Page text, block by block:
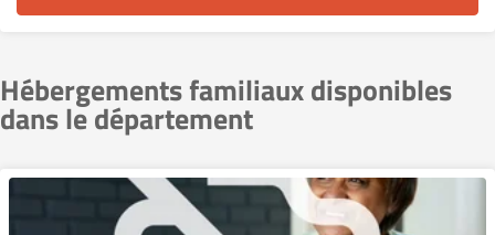
Hébergements familiaux disponibles
dans le département